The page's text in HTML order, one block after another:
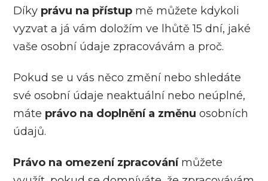
Díky právu na přístup mě můžete kdykoli
vyzvat a já vám doložím ve lhůtě 15 dní, jaké
vaše osobní údaje zpracovávám a proč.
Pokud se u vás něco změní nebo shledáte
své osobní údaje neaktuální nebo neúplné,
máte právo na doplnění a změnu osobních
údajů.
Právo na omezení zpracovánímůžete